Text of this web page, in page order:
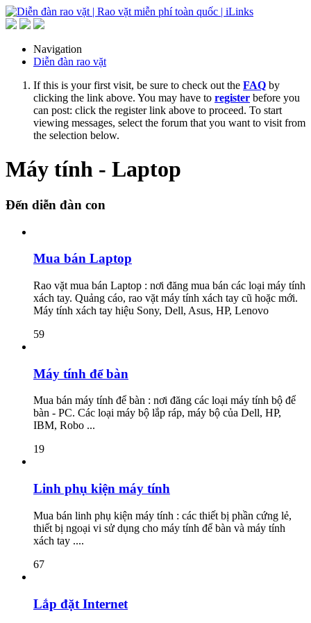
Navigation
Diễn đàn rao vặt
If this is your first visit, be sure to check out the FAQ by
clicking the link above. You may have to register before you
can post: click the register link above to proceed. To start
viewing messages, select the forum that you want to visit from
the selection below.
Máy tính - Laptop
Đến diễn đàn con
Mua bán Laptop
Rao vặt mua bán Laptop : nơi đăng mua bán các loại máy tính
xách tay. Quảng cáo, rao vặt máy tính xách tay cũ hoặc mới.
Máy tính xách tay hiệu Sony, Dell, Asus, HP, Lenovo
59
Máy tính để bàn
Mua bán máy tính để bàn : nơi đăng các loại máy tính bộ để
bàn - PC. Các loại máy bộ lắp ráp, máy bộ của Dell, HP,
IBM, Robo ...
19
Linh phụ kiện máy tính
Mua bán linh phụ kiện máy tính : các thiết bị phần cứng lẻ,
thiết bị ngoại vi sử dụng cho máy tính để bàn và máy tính
xách tay ....
67
Lắp đặt Internet